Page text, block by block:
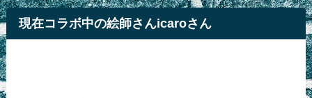
現在コラボ中の絵師さんicaroさん